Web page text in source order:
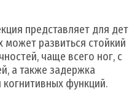
представляет для
может развиться стойкий
чаще всего ног, с
а также задержка
функций.